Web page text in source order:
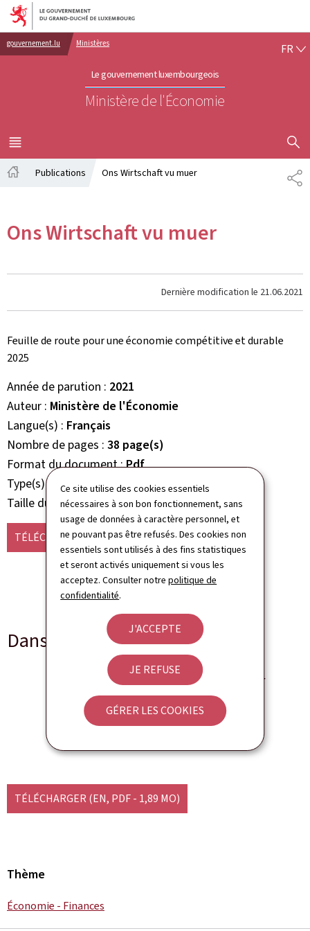
Ce site utilise des cookies essentiels
nécessaires à son bon fonctionnement, sans
usage de données à caractère personnel, et
ne pouvant pas être refusés. Des cookies non
essentiels sont utilisés à des fins statistiques
et seront activés uniquement si vous les
acceptez. Consulter notrepolitique de
confidentialité.
J'ACCEPTE
JE REFUSE
GÉRER LES COOKIES
Aller au menu principal
Aller au contenu
gouvernement.lu Ministères
Le gouvernement luxembourgeois
Ministère de l'Économie
FR
MENU
PRINCIPAL
Publications Ons Wirtschaft vu muer
Ons Wirtschaft vu muer
Dernière modification le 21.06.2021
Feuille de route pour une économie compétitive et durable
2025
Année de parution 2021
Auteur Ministère de l'Économie
Langue(s) Français
Nombre de pages 38 page(s)
Format du document Pdf
Type(s)
Rapport Etude Analyse
Taille du fichier 1,51 Mo
TÉLÉCHARGER(FR, PDF - 1,51 MO)
Dans d'autres langues
Ons Wirtschaft vu muer
Langue(s) Anglais
TÉLÉCHARGER (EN, PDF - 1,89 MO)
Thème
Économie - Finances